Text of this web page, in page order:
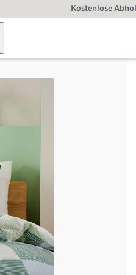
Kostenlose